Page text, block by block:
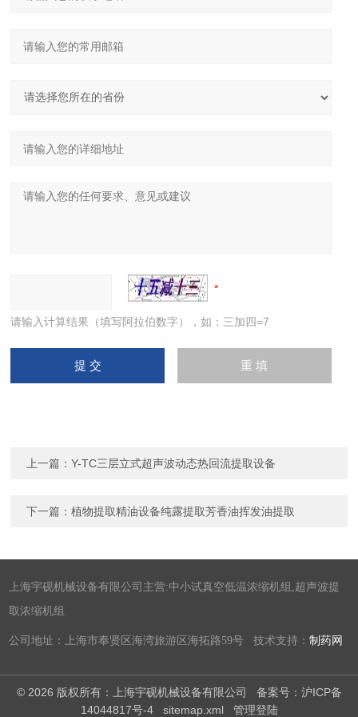
请输入计算结果（填写阿拉伯数字），如：三加四=7
上一篇：Y-TC三层立式超声波动态热回流提取设备
下一篇：植物提取精油设备纯露提取芳香油挥发油提取
上海宇砚机械设备有限公司主营:中小试真空低温浓缩机组,超声波提
取浓缩机组
公司地址：上海市奉贤区海湾旅游区海拓路59号 技术支持：制药网
© 2026 版权所有：上海宇砚机械设备有限公司 备案号：沪ICP备
14044817号-4
sitemap.xml 管理登陆